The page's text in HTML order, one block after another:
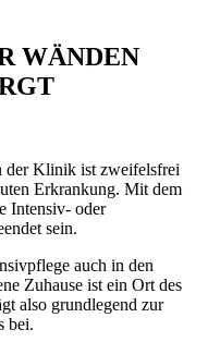
WÄNDEN
der Klinik ist zweifelsfrei
Erkrankung. Mit dem
Intensiv- oder
sein.
auch in den
Zuhause ist ein Ort des
also grundlegend zur
bei.